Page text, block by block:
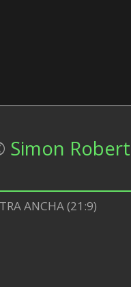
Simon Robert
ANCHA (21:9)